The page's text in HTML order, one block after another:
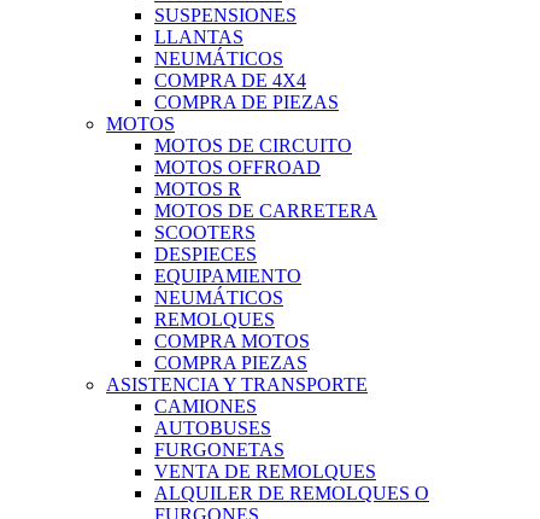
SUSPENSIONES
LLANTAS
NEUMÁTICOS
COMPRA DE 4X4
COMPRA DE PIEZAS
MOTOS
MOTOS DE CIRCUITO
MOTOS OFFROAD
MOTOS R
MOTOS DE CARRETERA
SCOOTERS
DESPIECES
EQUIPAMIENTO
NEUMÁTICOS
REMOLQUES
COMPRA MOTOS
COMPRA PIEZAS
ASISTENCIA Y TRANSPORTE
CAMIONES
AUTOBUSES
FURGONETAS
VENTA DE REMOLQUES
ALQUILER DE REMOLQUES O
FURGONES